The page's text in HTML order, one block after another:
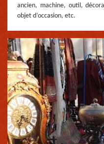
ancien, machine, outil,
objet d’occasion, etc.